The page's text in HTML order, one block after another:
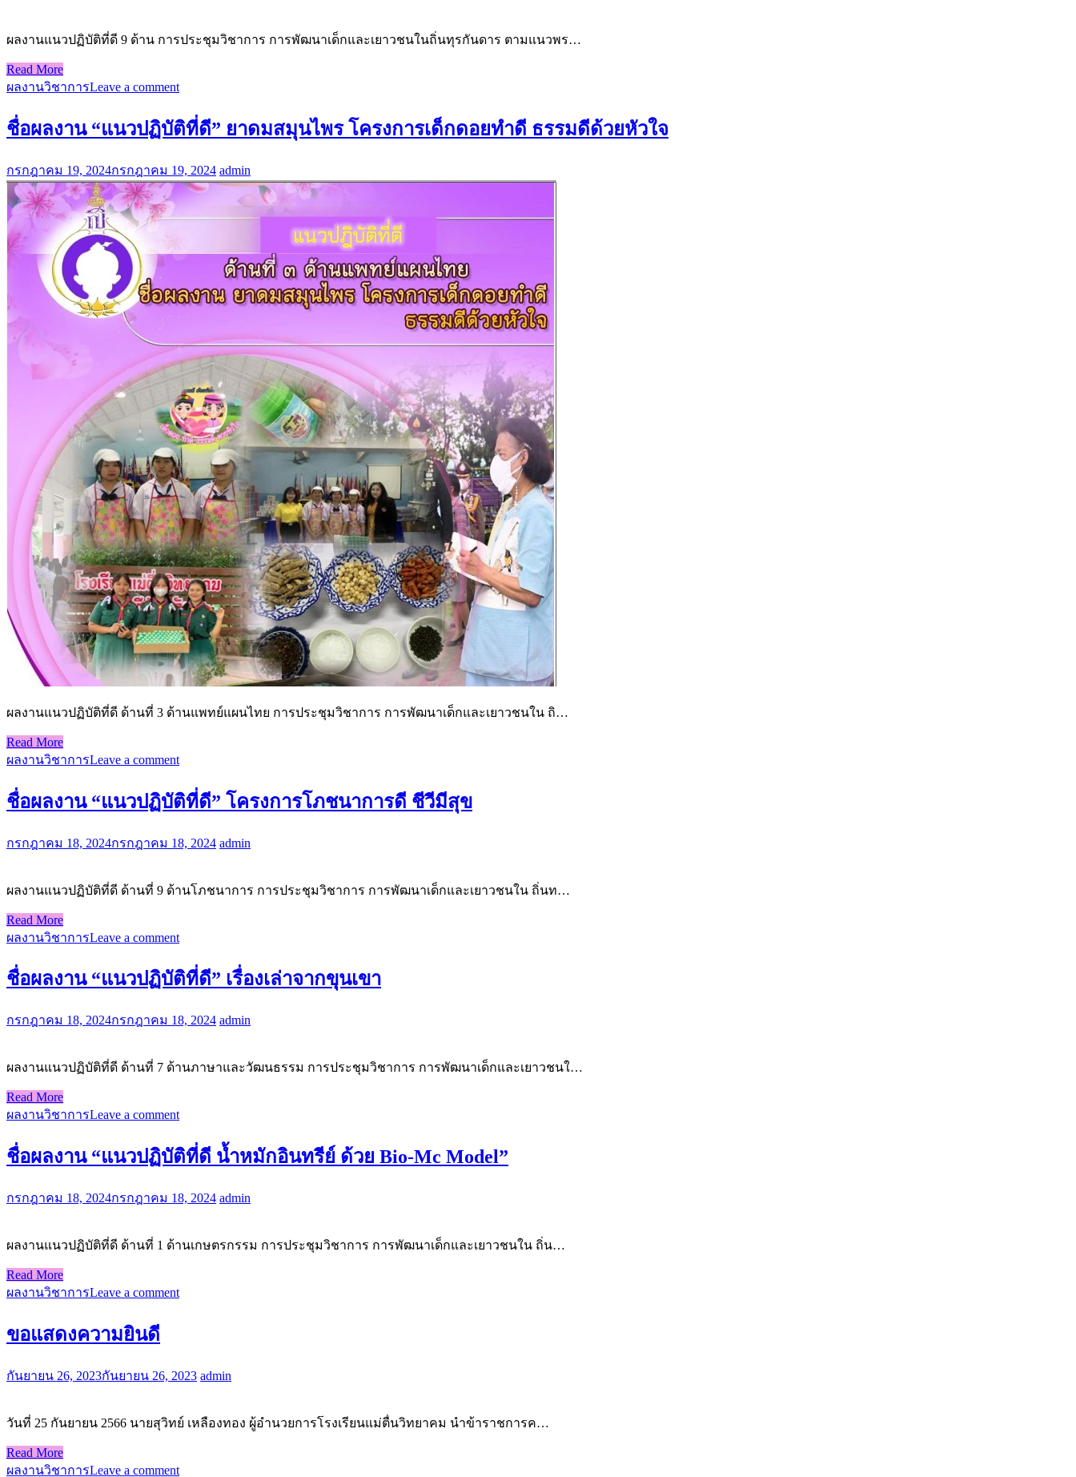
ผลงานแนวปฏิบัติที่ดี 9 ด้าน การประชุมวิชาการ การพัฒนาเด็กและเยาวชนในถิ่นทุรกันดาร ตามแนวพร…
Read More
ผลงานวิชาการLeave a comment
ชื่อผลงาน “แนวปฏิบัติที่ดี” ยาดมสมุนไพร โครงการเด็กดอยทำดี ธรรมดีด้วยหัวใจ
กรกฎาคม 19, 2024กรกฎาคม 19, 2024 admin
ผลงานแนวปฏิบัติที่ดี ด้านที่ 3 ด้านแพทย์แผนไทย การประชุมวิชาการ การพัฒนาเด็กและเยาวชนใน ถิ…
Read More
ผลงานวิชาการLeave a comment
ชื่อผลงาน “แนวปฏิบัติที่ดี” โครงการโภชนาการดี ชีวีมีสุข
กรกฎาคม 18, 2024กรกฎาคม 18, 2024 admin
ผลงานแนวปฏิบัติที่ดี ด้านที่ 9 ด้านโภชนาการ การประชุมวิชาการ การพัฒนาเด็กและเยาวชนใน ถิ่นท…
Read More
ผลงานวิชาการLeave a comment
ชื่อผลงาน “แนวปฏิบัติที่ดี” เรื่องเล่าจากขุนเขา
กรกฎาคม 18, 2024กรกฎาคม 18, 2024 admin
ผลงานแนวปฏิบัติที่ดี ด้านที่ 7 ด้านภาษาและวัฒนธรรม การประชุมวิชาการ การพัฒนาเด็กและเยาวชนใ…
Read More
ผลงานวิชาการLeave a comment
ชื่อผลงาน “แนวปฏิบัติที่ดี น้ำหมักอินทรีย์ ด้วย Bio-Mc Model”
กรกฎาคม 18, 2024กรกฎาคม 18, 2024 admin
ผลงานแนวปฏิบัติที่ดี ด้านที่ 1 ด้านเกษตรกรรม การประชุมวิชาการ การพัฒนาเด็กและเยาวชนใน ถิ่น…
Read More
ผลงานวิชาการLeave a comment
ขอแสดงความยินดี
กันยายน 26, 2023กันยายน 26, 2023 admin
วันที่ 25 กันยายน 2566 นายสุวิทย์ เหลืองทอง ผู้อำนวยการโรงเรียนแม่ตื่นวิทยาคม นำข้าราชการค…
Read More
ผลงานวิชาการLeave a comment